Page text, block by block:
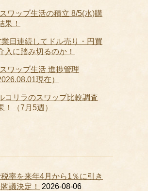
ワップ生活の積立 8/5(水)購
果！
日連続してドル売り・円買
入に踏み切るのか！
ワップ生活 進捗管理
現在）
コリラのスワップ比較調査
！（7月5週）
率を来年4月から1％に引き
議決定！
2026-08-06